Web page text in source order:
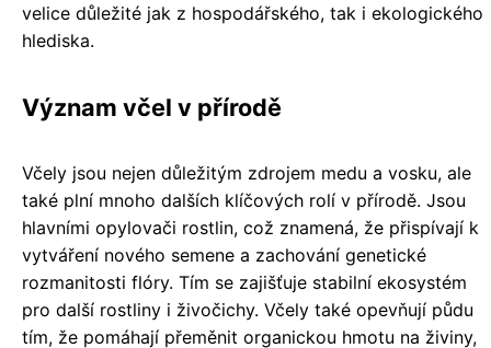
velice důležité jak z hospodářského, tak i ekologického
hlediska.
Význam včel v přírodě
Včely jsou nejen důležitým zdrojem medu a vosku, ale
také plní mnoho dalších klíčových rolí v přírodě. Jsou
hlavními opylovači rostlin, což znamená, že přispívají k
vytváření nového semene a zachování genetické
rozmanitosti flóry. Tím se zajišťuje stabilní ekosystém
pro další rostliny i živočichy. Včely také opevňují půdu
tím, že pomáhají přeměnit organickou hmotu na živiny,